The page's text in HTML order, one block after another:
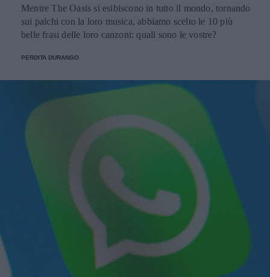
Mentre The Oasis si esibiscono in tutto il mondo, tornando
sui palchi con la loro musica, abbiamo scelto le 10 più
belle frasi delle loro canzoni: quali sono le vostre?
PERDITA DURANGO